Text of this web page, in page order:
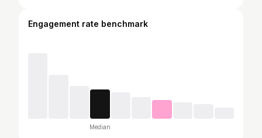
Engagement rate benchmark
Median